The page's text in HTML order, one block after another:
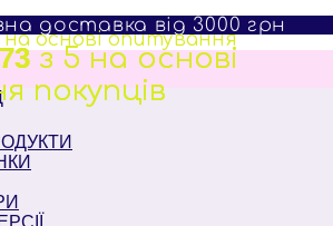
доставка від 3000 грн
з 5 на основі
покупців
з 5 на основі
покупців
основі опитування